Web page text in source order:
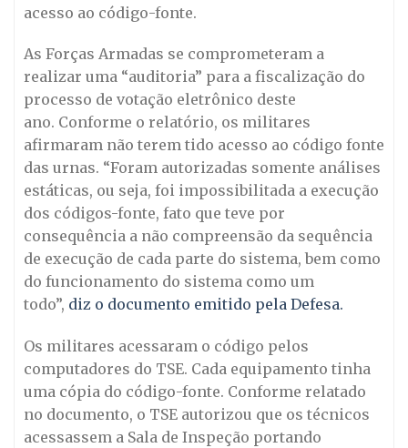
acesso ao código-fonte.
As Forças Armadas se comprometeram a
realizar uma “auditoria” para a fiscalização do
processo de votação eletrônico deste
ano. Conforme o relatório, os militares
afirmaram não terem tido acesso ao código fonte
das urnas. “Foram autorizadas somente análises
estáticas, ou seja, foi impossibilitada a execução
dos códigos-fonte, fato que teve por
consequência a não compreensão da sequência
de execução de cada parte do sistema, bem como
do funcionamento do sistema como um
todo”, diz o documento emitido pela Defesa.
Os militares acessaram o código pelos
computadores do TSE. Cada equipamento tinha
uma cópia do código-fonte. Conforme relatado
no documento, o TSE autorizou que os técnicos
acessassem a Sala de Inspeção portando